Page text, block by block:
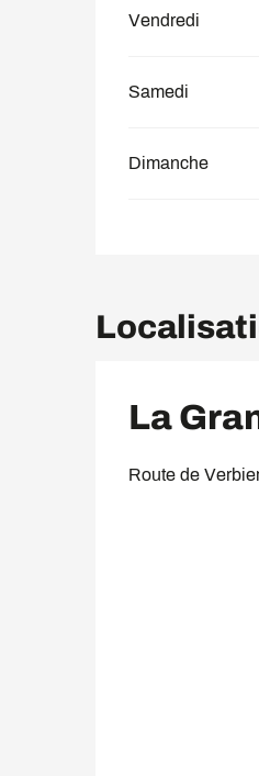
Vendredi
Samedi
Dimanche
La
Route de